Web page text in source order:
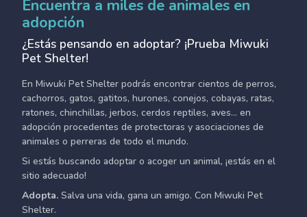
Encuentra a miles de animales en
adopción
¿Estás pensando en adoptar? ¡Prueba Miwuki
Pet Shelter!
En Miwuki Pet Shelter podrás encontrar cientos de perros,
cachorros, gatos, gatitos, hurones, conejos, cobayas, ratas,
ratones, chinchillas, jerbos, cerdos reptiles, aves... en
adopción procedentes de protectoras y asociaciones de
animales o perreras de todo el mundo.
Si estás buscando adoptar o acoger un animal, ¡estás en el
sitio adecuado!
Adopta. Salva una vida, gana un amigo. Con Miwuki Pet
Shelter.